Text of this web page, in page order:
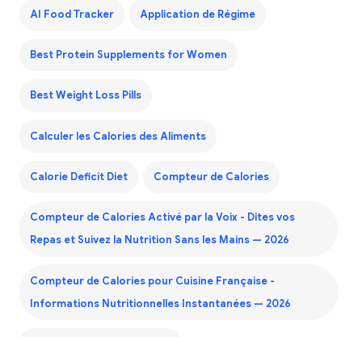
AI Food Tracker Application de Régime
Best Protein Supplements for Women
Best Weight Loss Pills
Calculer les Calories des Aliments
Calorie Deficit Diet Compteur de Calories
Compteur de Calories Activé par la Voix - Dites vos
Repas et Suivez la Nutrition Sans les Mains — 2026
Compteur de Calories pour Cuisine Française -
Informations Nutritionnelles Instantanées — 2026